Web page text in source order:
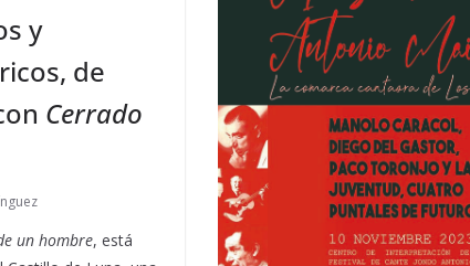
y
de
Cerrado
un hombre, está